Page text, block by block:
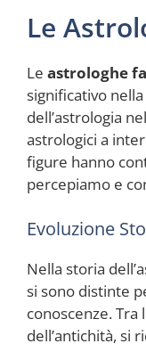
Le
Le astrologhe
significativo
dell’astrologia
astrologici a
figure hanno
percepiamo e
Evoluzione
Nella storia
si sono distinte
conoscenze. Tra
dell’antichità, si